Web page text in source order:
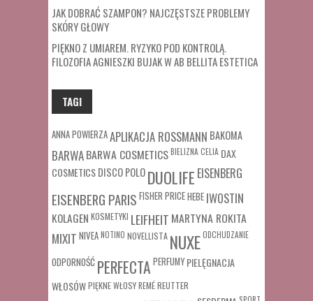
JAK DOBRAĆ SZAMPON? NAJCZĘSTSZE PROBLEMY
SKÓRY GŁOWY
PIĘKNO Z UMIAREM. RYZYKO POD KONTROLĄ.
FILOZOFIA AGNIESZKI BUJAK W AB BELLITA ESTETICA
TAGI
ANNA POWIERZAAPLIKACJA ROSSMANN BAKOMA
BARWABARWA COSMETICSBIELIZNA CELIA DAX
COSMETICSDISCO POLODUOLIFE EISENBERG
EISENBERG PARIS FISHER PRICEHEBE IWOSTIN
KOLAGEN KOSMETYKI LEIFHEIT MARTYNA ROKITA
MIXIT NIVEANOTINO NOVELLISTA NUXEODCHUDZANIE
ODPORNOŚĆ PERFECTA PERFUMY PIELĘGNACJA
WŁOSÓWPIĘKNE WŁOSYREMÉREUTTER